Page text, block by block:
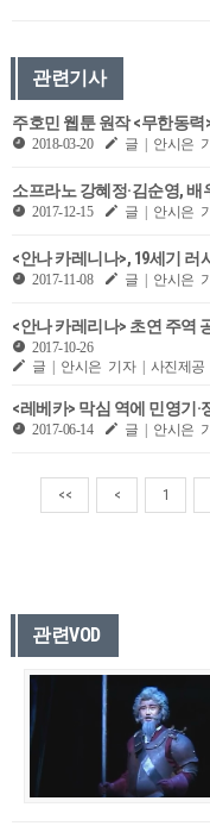
관련기사
주호민 웹툰 원작 <무한동
2018-03-20 글 | 안시은
소프라노 강혜정·김순영, 배
2017-12-15 글 | 안시은
<안나 카레니나>, 19세기 러
2017-11-08 글 | 안시은
<안나 카레리나> 초연 주역
2017-10-26
글 | 안시은 기자 | 사진제
<레베카> 막심 역에 민영기·
2017-06-14 글 | 안시은
<< < 1
관련VOD